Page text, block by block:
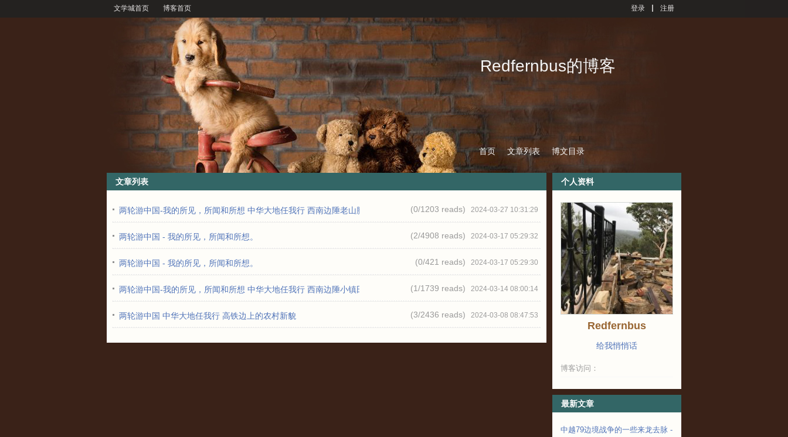
文学城首页 博客首页 登录 注册
Redfernbus的博客
首页 文章列表 博文目录
个人资料
Redfernbus
给我悄悄话
博客访问：
最新文章
中越79边境战争的一些来龙去脉 -
文章列表
两轮游中国-我的所见，所闻和所想 中华大地任我行 西南边陲老山脚下的小镇天保(0/1203 reads) 2024-03-27 10:31:29
两轮游中国 - 我的所见，所闻和所想。 (2/4908 reads) 2024-03-17 05:29:32
两轮游中国 - 我的所见，所闻和所想。 (0/421 reads) 2024-03-17 05:29:30
两轮游中国-我的所见，所闻和所想 中华大地任我行 西南边陲小镇田蓬 (1/1739 reads) 2024-03-14 08:00:14
两轮游中国 中华大地任我行 高铁边上的农村新貌 (3/2436 reads) 2024-03-08 08:47:53